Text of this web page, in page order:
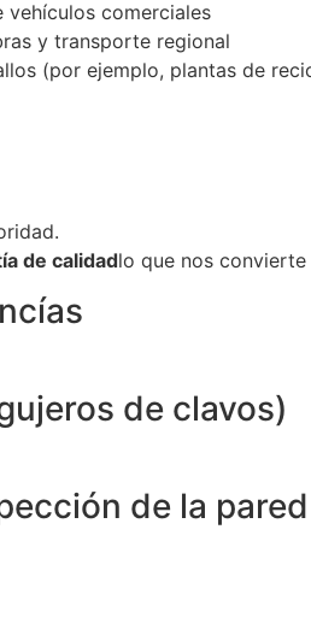
vehículos comerciales
y transporte regional
(por ejemplo, plantas de
de calidadlo que nos convierte
de clavos)
de la